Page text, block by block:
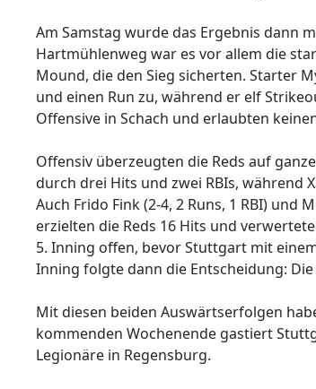
Am Samstag wurde das Ergebnis dann
Hartmühlenweg war es vor allem die
Mound, die den Sieg sicherten. Starter
und einen Run zu, während er elf
Offensive in Schach und erlaubten
Offensiv überzeugten die Reds auf
durch drei Hits und zwei RBIs, während
Auch Frido Fink (2-4, 2 Runs, 1 RBI) und
erzielten die Reds 16 Hits und
5. Inning offen, bevor Stuttgart mit
Inning folgte dann die Entscheidung:
Mit diesen beiden Auswärtserfolgen
kommenden Wochenende gastiert
Legionäre in Regensburg.